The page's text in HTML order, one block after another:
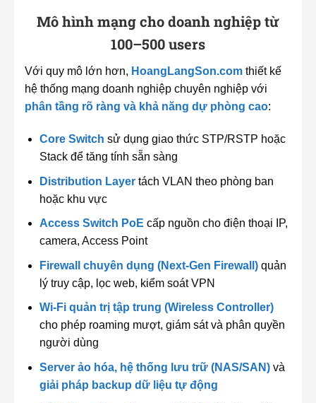
Mô hình mạng cho doanh nghiệp từ
100–500 users
Với quy mô lớn hơn, HoangLangSon.com thiết kế
hệ thống mạng doanh nghiệp chuyên nghiệp với
phân tầng rõ ràng và khả năng dự phòng cao:
Core Switch sử dụng giao thức STP/RSTP hoặc
Stack để tăng tính sẵn sàng
Distribution Layertách VLAN theo phòng ban
hoặc khu vực
Access Switch PoE cấp nguồn cho điện thoại IP,
camera, Access Point
Firewall chuyên dụng (Next-Gen Firewall)quản
lý truy cập, lọc web, kiểm soát VPN
Wi-Fi quản trị tập trung (Wireless Controller)
cho phép roaming mượt, giám sát và phân quyền
người dùng
Server ảo hóa, hệ thống lưu trữ (NAS/SAN)và
giải pháp backup dữ liệu tự động